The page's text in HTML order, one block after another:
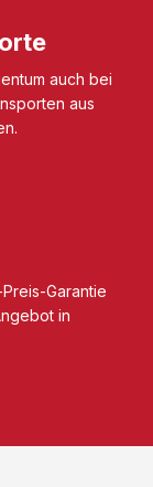
auch bei
aus
Garantie
in